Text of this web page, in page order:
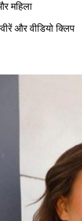
महिला
और वीडियो क्लिप